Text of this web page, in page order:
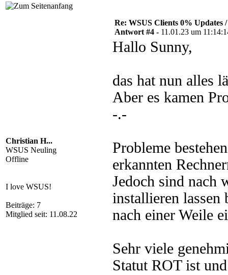
Christian H...
WSUS Neuling
Offline
I love WSUS!
Beiträge: 7
Mitglied seit: 11.08.22
Re: WSUS Clients 0% Updates
Antwort #4 - 11.01.23 um
Hallo Sunny,
das hat nun alles
Aber es kamen
-.-
Probleme
erkannten
Jedoch sind nach
installieren lassen
nach einer Weile
Sehr viele
Statut ROT ist